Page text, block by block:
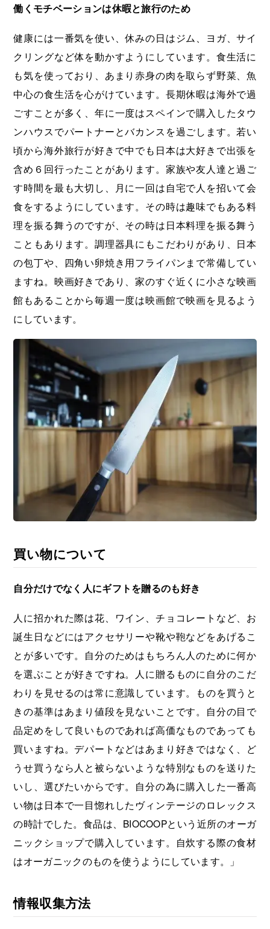
働くモチベーションは休暇と旅行のため
健康には一番気を使い、休みの日はジム、ヨガ、サイ
クリングなど体を動かすようにしています。食生活に
も気を使っており、あまり赤身の肉を取らず野菜、魚
中心の食生活を心がけています。長期休暇は海外で過
ごすことが多く、年に一度はスペインで購入したタウ
ンハウスでパートナーとバカンスを過ごします。若い
頃から海外旅行が好きで中でも日本は大好きで出張を
含め６回行ったことがあります。家族や友人達と過ご
す時間を最も大切し、月に一回は自宅で人を招いて会
食をするようにしています。その時は趣味でもある料
理を振る舞うのですが、その時は日本料理を振る舞う
こともあります。調理器具にもこだわりがあり、日本
の包丁や、四角い卵焼き用フライパンまで常備してい
ますね。映画好きであり、家のすぐ近くに小さな映画
館もあることから毎週一度は映画館で映画を見るよう
にしています。
買い物について
自分だけでなく人にギフトを贈るのも好き
人に招かれた際は花、ワイン、チョコレートなど、お
誕生日などにはアクセサリーや靴や鞄などをあげるこ
とが多いです。自分のためはもちろん人のために何か
を選ぶことが好きですね。人に贈るものに自分のこだ
わりを見せるのは常に意識しています。ものを買うと
きの基準はあまり値段を見ないことです。自分の目で
品定めをして良いものであれば高価なものであっても
買いますね。デパートなどはあまり好きではなく、ど
うせ買うなら人と被らないような特別なものを送りた
いし、選びたいからです。自分の為に購入した一番高
い物は日本で一目惚れしたヴィンテージのロレックス
の時計でした。食品は、BIOCOOPという近所のオーガ
ニックショップで購入しています。自炊する際の食材
はオーガニックのものを使うようにしています。」
情報収集方法